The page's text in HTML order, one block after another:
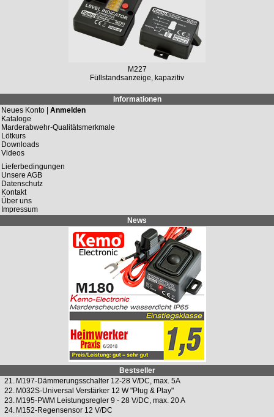
M149N
Solar-Laderegler 12 V/DC, 10 A / 20 A
Informationen
Neues Konto | Anmelden
Kataloge
Marderabwehr-Qualitätsmerkmale
Lötkurs
Downloads
Videos
Lieferbedingungen
Unsere AGB
Datenschutz
Kontakt
Über uns
Impressum
News
Bestseller
21. M197-Dämmerungsschalter 12-28 V/DC, max. 5A
22. M032S-Universal Verstärker 12 W "Plug & Play"
23. M195-PWM Leistungsregler 9 - 28 V/DC, max. 20 A
24. M152-Regensensor 12 V/DC